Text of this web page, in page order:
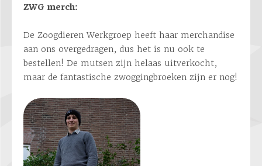
ZWG merch:
De Zoogdieren Werkgroep heeft haar merchandise
aan ons overgedragen, dus het is nu ook te
bestellen! De mutsen zijn helaas uitverkocht,
maar de fantastische zwoggingbroeken zijn er nog!